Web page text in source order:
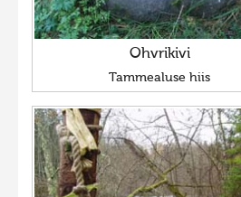
Hiite kuvavõistlus 2008
Kontakt
Ohvrikivi
Tammealuse hiis